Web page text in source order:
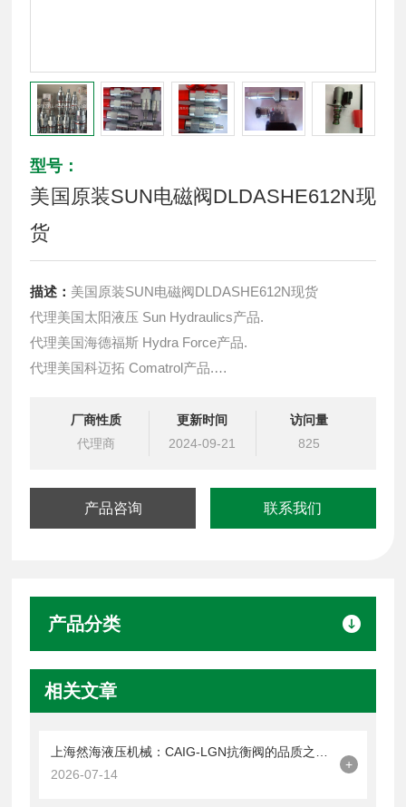
型号：
美国原装SUN电磁阀DLDASHE612N现
货
描述： 美国原装SUN电磁阀DLDASHE612N现货
代理美国太阳液压 Sun Hydraulics产品.
代理美国海德福斯 Hydra Force产品.
代理美国科迈拓 Comatrol产品.
提供油路系统设计,油路块设计,阀块设计与选型
液压油缸，经销力士乐、派克、中国台湾北部等液压元件
厂商性质
代理商
更新时间
2024-09-21
访问量
825
产品咨询 联系我们
产品分类
相关文章
2026-07-14
+